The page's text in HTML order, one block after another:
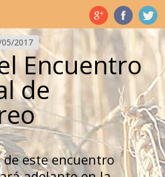
2017
Encuentro
de
de este encuentro